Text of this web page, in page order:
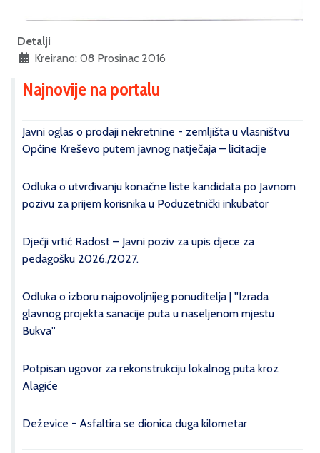
Detalji
Kreirano: 08 Prosinac 2016
Najnovije na portalu
Javni oglas o prodaji nekretnine - zemljišta u vlasništvu
Općine Kreševo putem javnog natječaja – licitacije
Odluka o utvrđivanju konačne liste kandidata po Javnom
pozivu za prijem korisnika u Poduzetnički inkubator
Dječji vrtić Radost – Javni poziv za upis djece za
pedagošku 2026./2027.
Odluka o izboru najpovoljnijeg ponuditelja | ''Izrada
glavnog projekta sanacije puta u naseljenom mjestu
Bukva''
Potpisan ugovor za rekonstrukciju lokalnog puta kroz
Alagiće
Deževice - Asfaltira se dionica duga kilometar